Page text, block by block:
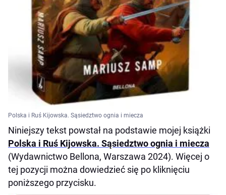
Polska i Ruś Kijowska. Sąsiedztwo ognia i miecza
Niniejszy tekst powstał na podstawie mojej książki
Polska i Ruś Kijowska. Sąsiedztwo ognia i miecza
(Wydawnictwo Bellona, Warszawa 2024). Więcej o
tej pozycji można dowiedzieć się po kliknięciu
poniższego przycisku.